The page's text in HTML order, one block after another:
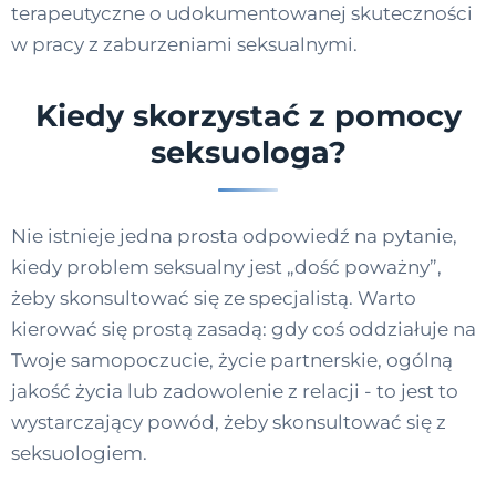
terapeutyczne o udokumentowanej skuteczności
w pracy z zaburzeniami seksualnymi.
Kiedy skorzystać z pomocy
seksuologa?
Nie istnieje jedna prosta odpowiedź na pytanie,
kiedy problem seksualny jest „dość poważny”,
żeby skonsultować się ze specjalistą. Warto
kierować się prostą zasadą: gdy coś oddziałuje na
Twoje samopoczucie, życie partnerskie, ogólną
jakość życia lub zadowolenie z relacji - to jest to
wystarczający powód, żeby skonsultować się z
seksuologiem.